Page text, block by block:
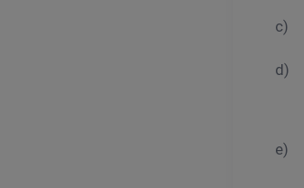
c)
d)
e)